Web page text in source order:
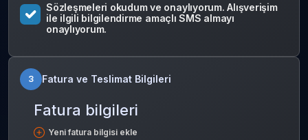
Sözleşmeleri okudum ve onaylıyorum. Alışverişim
ile ilgili bilgilendirme amaçlı SMS almayı
onaylıyorum.
3 Fatura ve Teslimat Bilgileri
Fatura bilgileri
Yeni fatura bilgisi ekle